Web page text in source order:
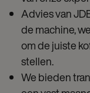
Advies van
de machine,
om de juiste
stellen.
We bieden